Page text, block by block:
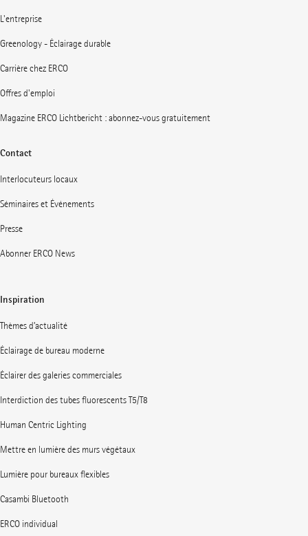
L'entreprise
Greenology - Éclairage durable
Carrière chez ERCO
Offres d'emploi
Magazine ERCO Lichtbericht : abonnez-vous gratuitement
Contact
Interlocuteurs locaux
Séminaires et Événements
Presse
Abonner ERCO News
Inspiration
Thèmes d’actualité
Éclairage de bureau moderne
Éclairer des galeries commerciales
Interdiction des tubes fluorescents T5/T8
Human Centric Lighting
Mettre en lumière des murs végétaux
Lumière pour bureaux flexibles
Casambi Bluetooth
ERCO individual